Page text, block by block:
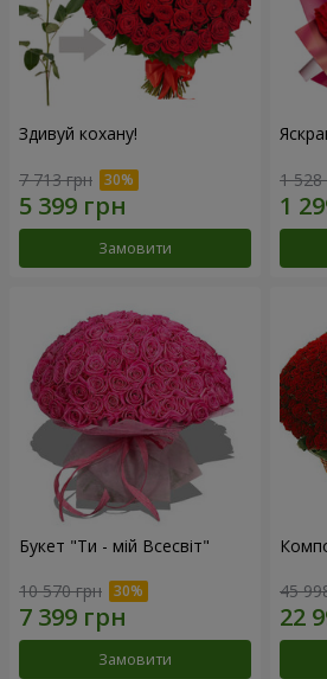
Здивуй кохану!
7 713 грн
Замовити
1 528
Букет "Ти - мій Всесвіт"
10 570 грн
Замовити
45